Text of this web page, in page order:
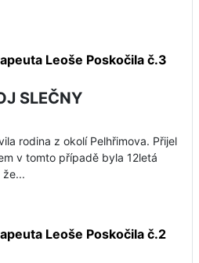
Leoše Poskočila č.3
SLEČNY
rodina z okolí Pelhřimova. Přijel
v tomto případě byla 12letá
že...
Leoše Poskočila č.2